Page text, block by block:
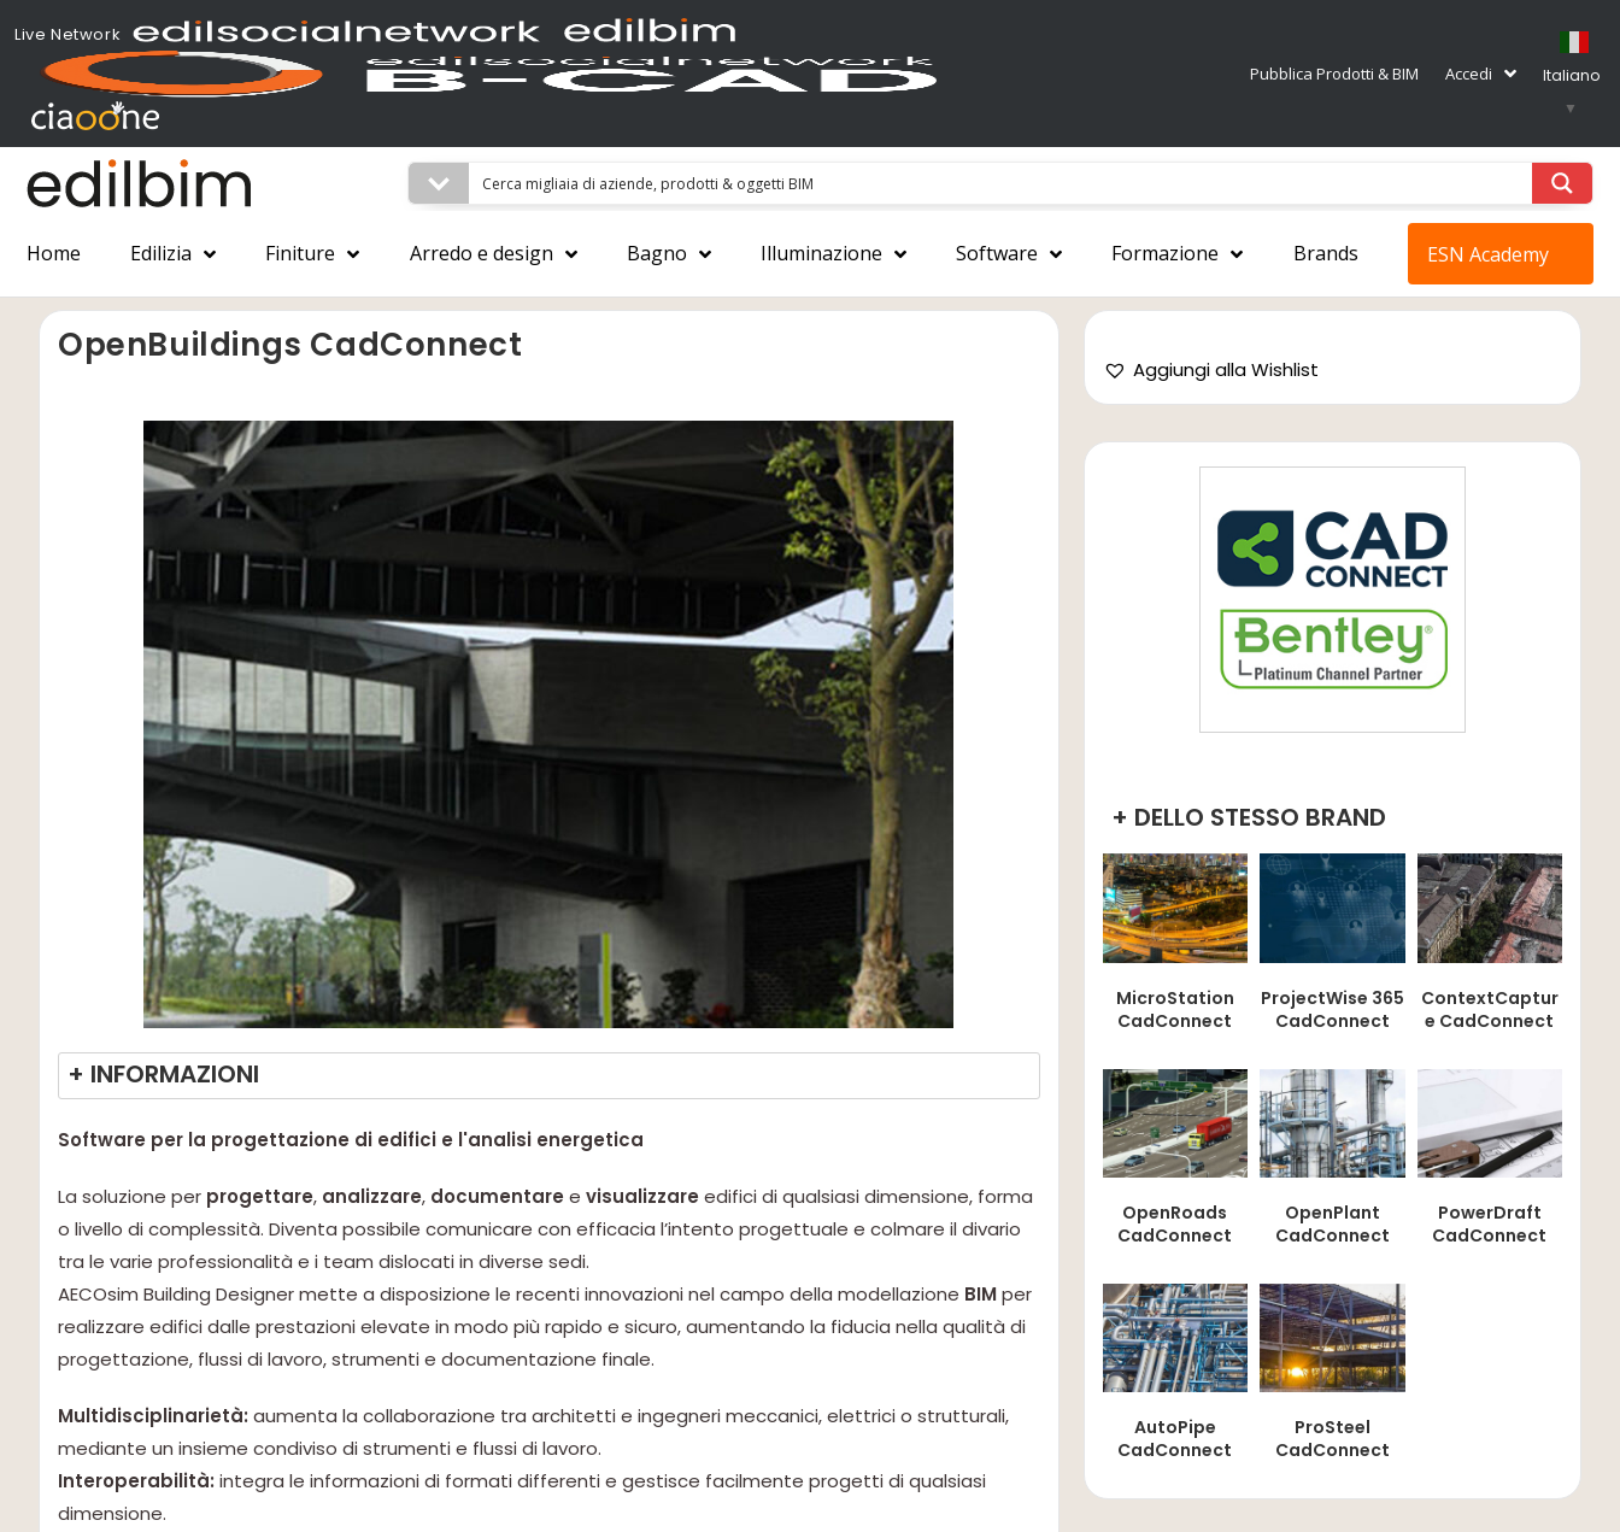
Live Network
Pubblica Prodotti & BIM Accedi
Italiano
▼
Home Edilizia Finiture Arredo e design Bagno Illuminazione Software Formazione Brands ESN Academy
OpenBuildings CadConnect
+ INFORMAZIONI
Software per la progettazione di edifici e l'analisi energetica
La soluzione per progettare, analizzare, documentare e visualizzare edifici di qualsiasi dimensione, forma
o livello di complessità. Diventa possibile comunicare con efficacia l’intento progettuale e colmare il divario
tra le varie professionalità e i team dislocati in diverse sedi.
AECOsim Building Designer mette a disposizione le recenti innovazioni nel campo della modellazione BIMper
realizzare edifici dalle prestazioni elevate in modo più rapido e sicuro, aumentando la fiducia nella qualità di
progettazione, flussi di lavoro, strumenti e documentazione finale.
Multidisciplinarietà: aumenta la collaborazione tra architetti e ingegneri meccanici, elettrici o strutturali,
mediante un insieme condiviso di strumenti e flussi di lavoro.
Interoperabilità: integra le informazioni di formati differenti e gestisce facilmente progetti di qualsiasi
dimensione.
Aggiungi alla Wishlist
+ DELLO STESSO BRAND
MicroStation
CadConnect
ProjectWise 365
CadConnect
ContextCaptur
e CadConnect
OpenRoads
CadConnect
OpenPlant
CadConnect
PowerDraft
CadConnect
AutoPipe
CadConnect
ProSteel
CadConnect